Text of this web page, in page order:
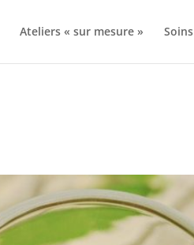
Ateliers « sur mesure » Soins